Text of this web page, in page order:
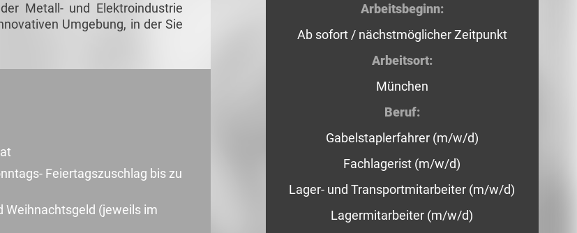
Metall- und Elektroindustrie
Umgebung, in der Sie
Feiertagszuschlag bis zu
Weihnachtsgeld (jeweils im
Arbeitsbeginn:
Ab sofort / nächstmöglicher Zeitpunkt
Arbeitsort:
München
Beruf:
Gabelstaplerfahrer (m/w/d)
Fachlagerist (m/w/d)
Lager- und Transportmitarbeiter (m/w/d)
Lagermitarbeiter (m/w/d)